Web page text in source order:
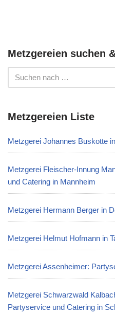
Metzgereien suchen
Metzgereien Liste
Metzgerei Johannes Buskotte
Metzgerei Fleischer-Innung
und Catering in Mannheim
Metzgerei Hermann Berger in
Metzgerei Helmut Hofmann in
Metzgerei Assenheimer:
Metzgerei Schwarzwald
Partyservice und Catering in